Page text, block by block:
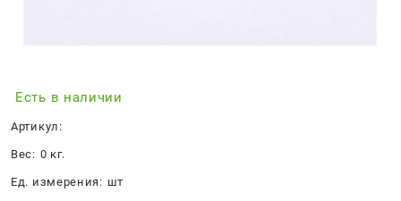
Есть в наличии
Артикул:
Вес: 0 кг.
Ед. измерения: шт